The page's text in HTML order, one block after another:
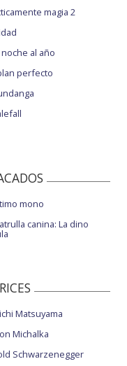
magia 2
al año
perfecto
mono
canina: La dino
Matsuyama
Michalka
Schwarzenegger